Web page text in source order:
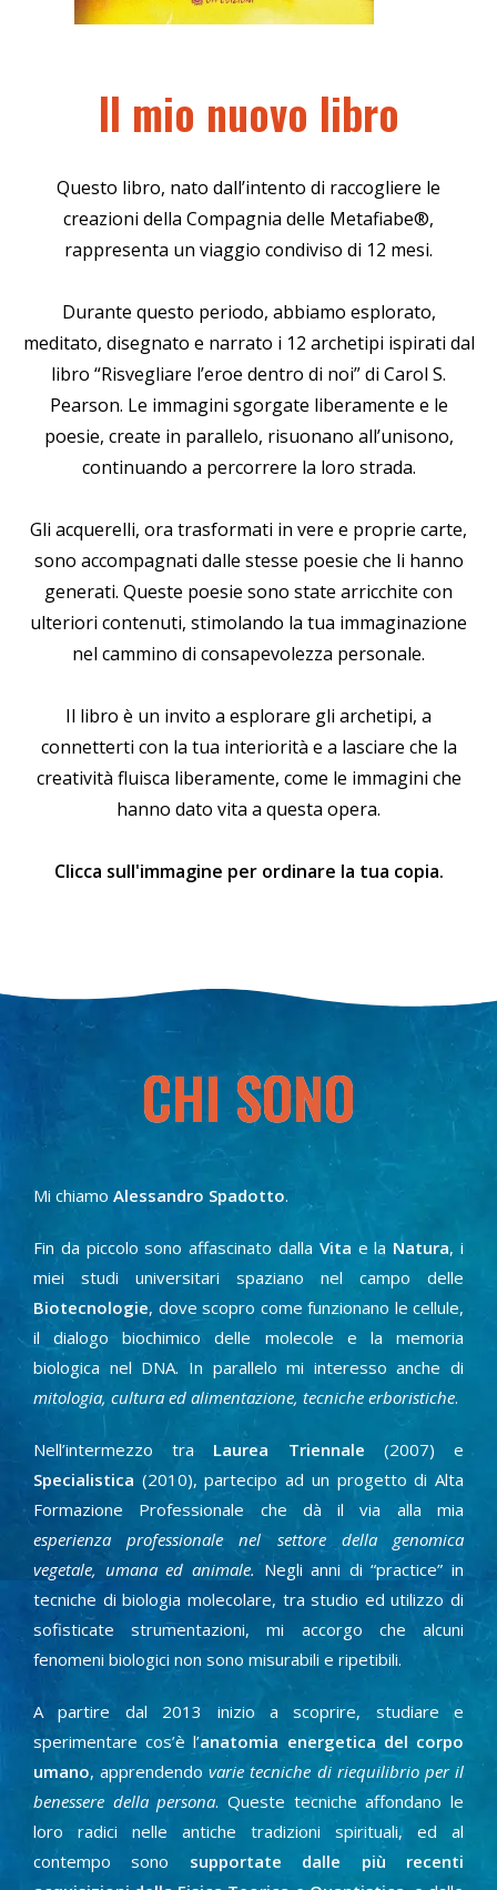
Il mio nuovo libro
Questo libro, nato dall’intento di raccogliere le
creazioni della Compagnia delle Metafiabe®,
rappresenta un viaggio condiviso di 12 mesi.
Durante questo periodo, abbiamo esplorato,
meditato, disegnato e narrato i 12 archetipi ispirati dal
libro “Risvegliare l’eroe dentro di noi” di Carol S.
Pearson. Le immagini sgorgate liberamente e le
poesie, create in parallelo, risuonano all’unisono,
continuando a percorrere la loro strada.
Gli acquerelli, ora trasformati in vere e proprie carte,
sono accompagnati dalle stesse poesie che li hanno
generati. Queste poesie sono state arricchite con
ulteriori contenuti, stimolando la tua immaginazione
nel cammino di consapevolezza personale.
Il libro è un invito a esplorare gli archetipi, a
connetterti con la tua interiorità e a lasciare che la
creatività fluisca liberamente, come le immagini che
hanno dato vita a questa opera.
Clicca sull'immagine per ordinare la tua copia.
CHI SONO
Mi chiamo Alessandro Spadotto.
Fin da piccolo sono affascinato dalla Vita e la Natura, i
miei studi universitari spaziano nel campo delle
Biotecnologie, dove scopro come funzionano le cellule,
il dialogo biochimico delle molecole e la memoria
biologica nel DNA. In parallelo mi interesso anche di
mitologia, cultura ed alimentazione, tecniche erboristiche.
Nell’intermezzo tra Laurea Triennale (2007) e
Specialistica (2010), partecipo ad un progetto di Alta
Formazione Professionale che dà il via alla mia
esperienza professionale nel settore della genomica
vegetale, umana ed animale. Negli anni di “practice” in
tecniche di biologia molecolare, tra studio ed utilizzo di
sofisticate strumentazioni, mi accorgo che alcuni
fenomeni biologici non sono misurabili e ripetibili.
A partire dal 2013 inizio a scoprire, studiare e
sperimentare cos’è l’anatomia energetica del corpo
umano, apprendendovarie tecniche di riequilibrio per il
benessere della persona. Queste tecniche affondano le
loro radici nelle antiche tradizioni spirituali, ed al
contempo sono supportate dalle più recenti